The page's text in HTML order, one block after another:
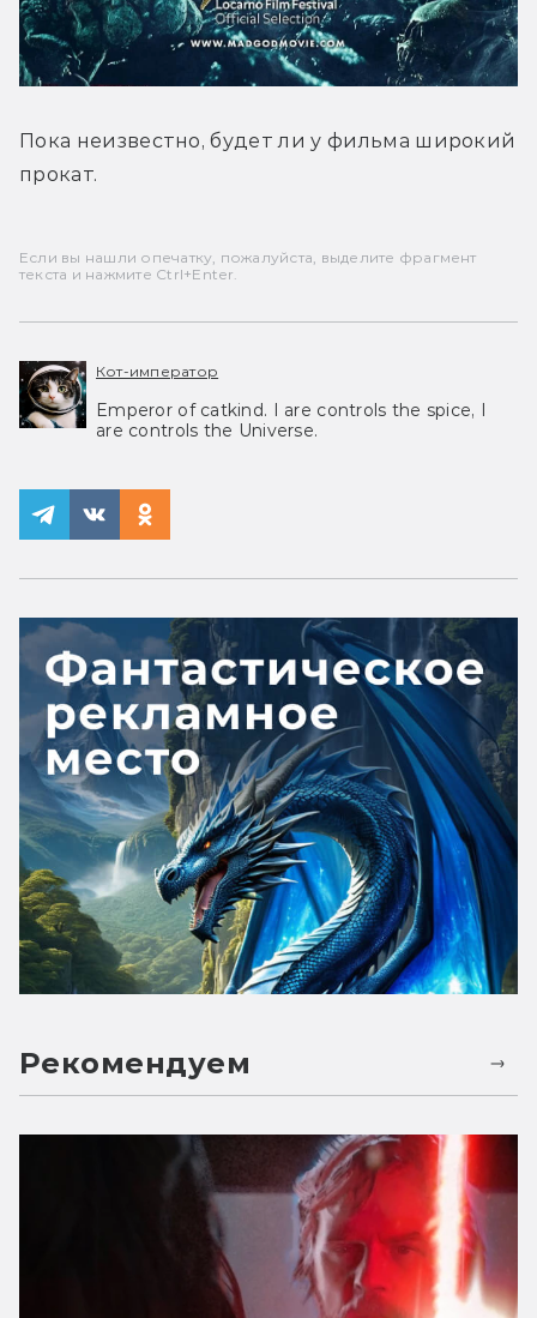
Пока неизвестно, будет ли у фильма широкий
прокат.
Если вы нашли опечатку, пожалуйста, выделите фрагмент
текста и нажмите Ctrl+Enter.
Кот-император
Emperor of catkind. I are controls the spice, I
are controls the Universe.
Рекомендуем